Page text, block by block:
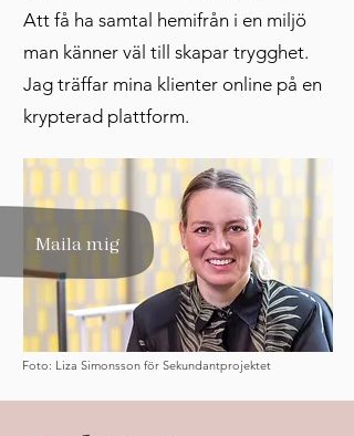
Att få ha samtal hemifrån i en miljö
man känner väl till skapar trygghet.
Jag träffar mina klienter online på en
krypterad plattform.
Maila mig
Foto: Liza Simonsson för Sekundantprojektet